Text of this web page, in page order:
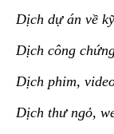
Dịch dự án về
Dịch công
Dịch phim,
Dịch thư ngỏ,